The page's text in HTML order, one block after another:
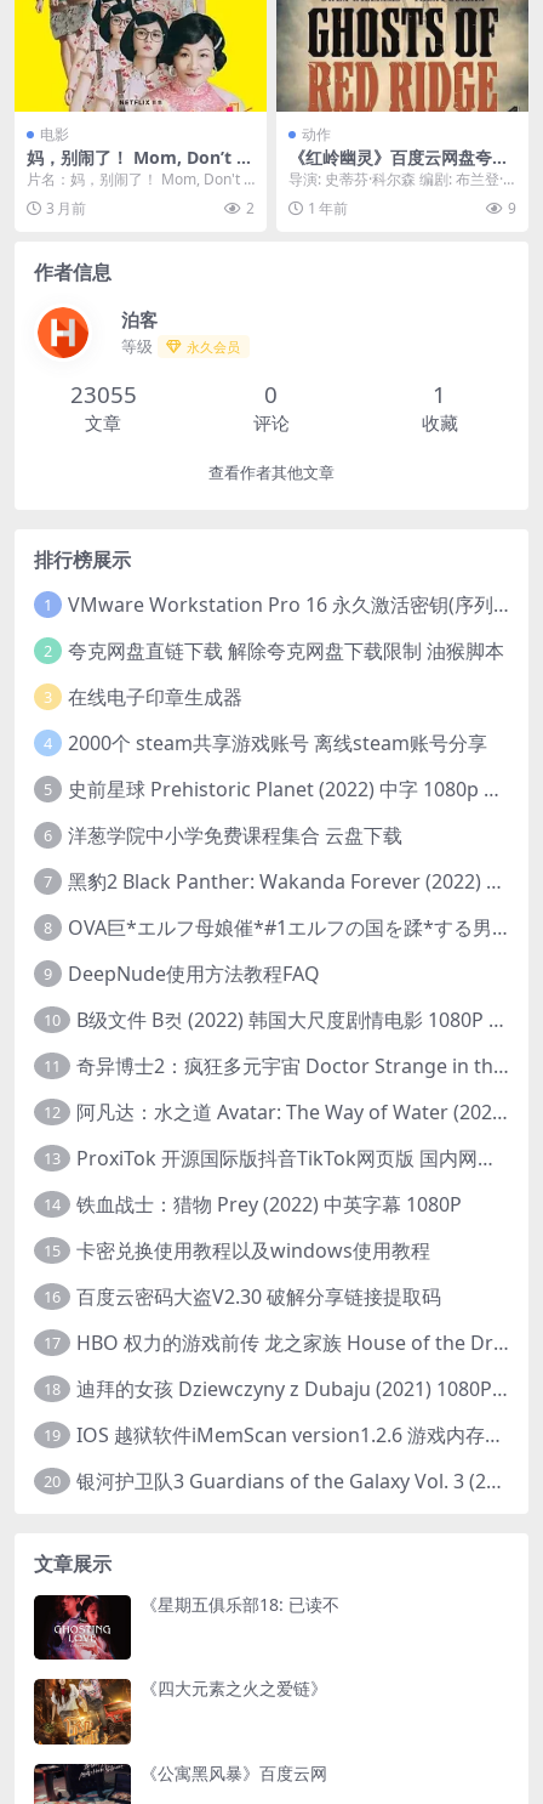
电影
妈，别闹了！ Mom, Don’t D
o That! / 媽，別鬧了！
片名：妈，别闹了！ Mom, Don't D
o That! / 媽，別...
3 月前 2
动作
《红岭幽灵》百度云网盘夸克
下载.阿里云盘.中字.(2024)
导演: 史蒂芬·科尔森 编剧: 布兰登·
卡希拉 资源下载：红岭幽灵下载阿
里云盘,...
1 年前 9
作者信息
泊客
等级 永久会员
23055
文章
0
评论
1
收藏
查看作者其他文章
排行榜展示
1 VMware Workstation Pro 16 永久激活密钥(序列号)
2 夸克网盘直链下载 解除夸克网盘下载限制 油猴脚本
3 在线电子印章生成器
4 2000个 steam共享游戏账号 离线steam账号分享
5 史前星球 Prehistoric Planet (2022) 中字 1080p 高清 阿里云盘 2022.5.27已更新全集
6 洋葱学院中小学免费课程集合 云盘下载
7 黑豹2 Black Panther: Wakanda Forever (2022) 高清版
8 OVA巨*エルフ母娘催*#1エルフの国を蹂*する男。汚された女王と姫
9 DeepNude使用方法教程FAQ
10 B级文件 B컷 (2022) 韩国大尺度剧情电影 1080P 中字
11 奇异博士2：疯狂多元宇宙 Doctor Strange in the Multiverse of Madness (2022) 高清版1080p
12 阿凡达：水之道 Avatar: The Way of Water (2022) 1080p 2k 4k 中文字幕
13 ProxiTok 开源国际版抖音TikTok网页版 国内网络直连
14 铁血战士：猎物 Prey (2022) 中英字幕 1080P
15 卡密兑换使用教程以及windows使用教程
16 百度云密码大盗V2.30 破解分享链接提取码
17 HBO 权力的游戏前传 龙之家族 House of the Dragon (2022) 中字 1080P 更新4集
18 迪拜的女孩 Dziewczyny z Dubaju (2021) 1080P 中字
19 IOS 越狱软件iMemScan version1.2.6 游戏内存修改器
20 银河护卫队3 Guardians of the Galaxy Vol. 3 (2023)4K高清资源1080p只分享精品
文章展示
《星期五俱乐部18: 已读不
《四大元素之火之爱链》
《公寓黑风暴》百度云网